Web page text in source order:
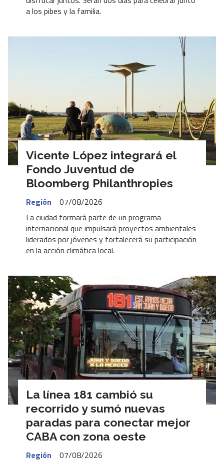
a los pibes y la familia.
Vicente López integrará el
Fondo Juventud de
Bloomberg Philanthropies
Región
07/08/2026
La ciudad formará parte de un programa
internacional que impulsará proyectos ambientales
liderados por jóvenes y fortalecerá su participación
en la acción climática local.
La línea 181 cambió su
recorrido y sumó nuevas
paradas para conectar mejor
CABA con zona oeste
Región
07/08/2026